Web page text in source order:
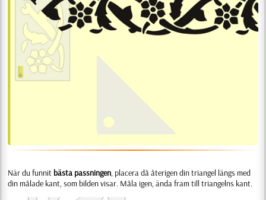
När du funnit bästa passningen, placera då återigen din triangel längs med
din målade kant, som bilden visar. Måla igen, ända fram till triangelns kant.